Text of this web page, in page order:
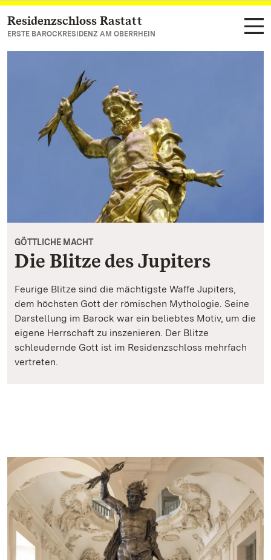
Zum Hauptinhalt springen
Residenzschloss Rastatt
ERSTE BAROCKRESIDENZ AM OBERRHEIN
GÖTTLICHE MACHT
Die Blitze des Jupiters
Feurige Blitze sind die mächtigste Waffe Jupiters,
dem höchsten Gott der römischen Mythologie. Seine
Darstellung im Barock war ein beliebtes Motiv, um die
eigene Herrschaft zu inszenieren. Der Blitze
schleudernde Gott ist im Residenzschloss mehrfach
vertreten.